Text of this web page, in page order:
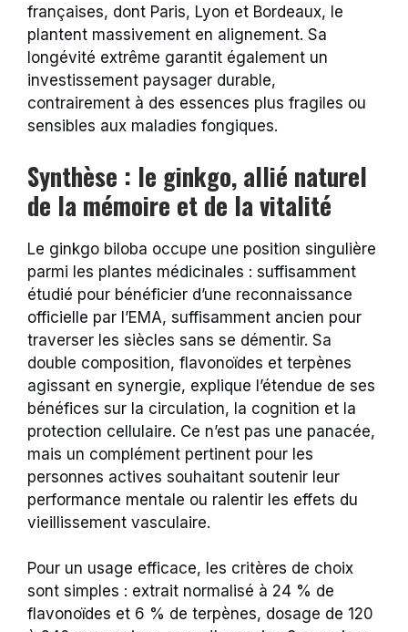
françaises, dont Paris, Lyon et Bordeaux, le
plantent massivement en alignement. Sa
longévité extrême garantit également un
investissement paysager durable,
contrairement à des essences plus fragiles ou
sensibles aux maladies fongiques.
Synthèse : le ginkgo, allié naturel
de la mémoire et de la vitalité
Le ginkgo biloba occupe une position singulière
parmi les plantes médicinales : suffisamment
étudié pour bénéficier d’une reconnaissance
officielle par l’EMA, suffisamment ancien pour
traverser les siècles sans se démentir. Sa
double composition, flavonoïdes et terpènes
agissant en synergie, explique l’étendue de ses
bénéfices sur la circulation, la cognition et la
protection cellulaire. Ce n’est pas une panacée,
mais un complément pertinent pour les
personnes actives souhaitant soutenir leur
performance mentale ou ralentir les effets du
vieillissement vasculaire.
Pour un usage efficace, les critères de choix
sont simples : extrait normalisé à 24 % de
flavonoïdes et 6 % de terpènes, dosage de 120